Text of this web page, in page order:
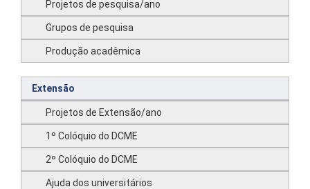
Projetos de pesquisa/ano
Grupos de pesquisa
Produção acadêmica
Extensão
Projetos de Extensão/ano
1º Colóquio do DCME
2º Colóquio do DCME
Ajuda dos universitários